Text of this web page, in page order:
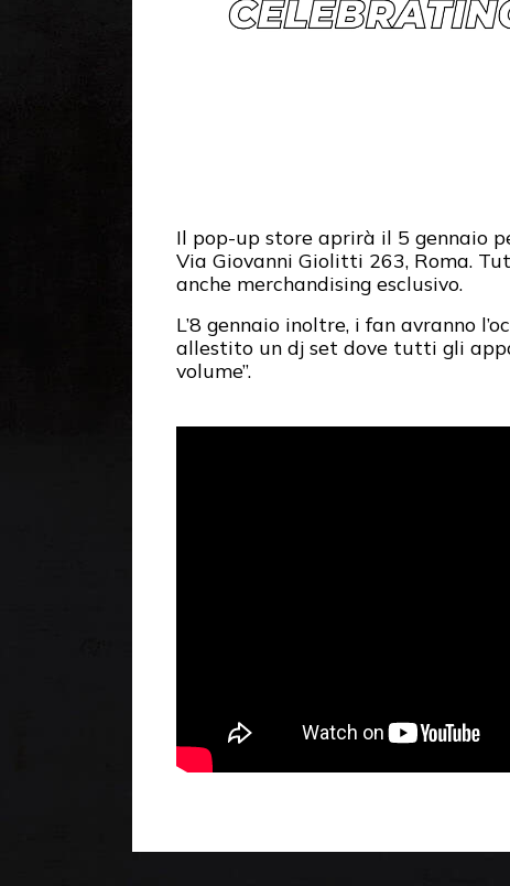
Il pop-up store aprirà il 5 gennaio
Via Giovanni Giolitti 263, Roma.
anche merchandising esclusivo.
L’8 gennaio inoltre, i fan avranno
allestito un dj set dove tutti gli
volume”.